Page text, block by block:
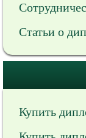
Статьи о
Купить